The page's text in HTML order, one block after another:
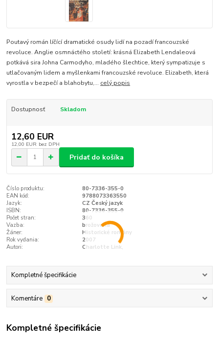
Poutavý román líčící dramatické osudy lidí na pozadí francouzské
revoluce. Anglie osmnáctého století: krásná Elizabeth Lendaleová
potkává sira Johna Carmodyho, mladého šlechtice, který sympatizuje s
utlačovaným lidem a myšlenkami francouzské revoluce. Elizabeth, která
vyrostla v bezpečí a blahobytu,... celý popis
Dostupnosť Skladom
12,60 EUR
12,00 EUR bez DPH
Pridať do košíka
Číslo produktu:
80-7336-355-0
EAN kód:
9788073363550
Jazyk:
CZ Český jazyk
ISBN:
80-7336-355-0
Počet stran:
360
Vazba:
brožovaná
Žáner:
Historické romány
Rok vydania:
2007
Autori:
Charlotte Link,
Kompletné špecifikácie
Komentáre 0
Kompletné špecifikácie